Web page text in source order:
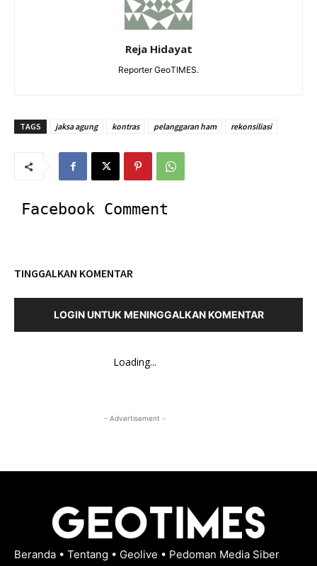
Reja Hidayat
Reporter GeoTIMES.
TAGS jaksa agung kontras pelanggaran ham rekonsiliasi
Facebook Comment
TINGGALKAN KOMENTAR
LOGIN UNTUK MENINGGALKAN KOMENTAR
Loading...
- Advertisement -
Beranda • Tentang • Geolive • Pedoman Media Siber